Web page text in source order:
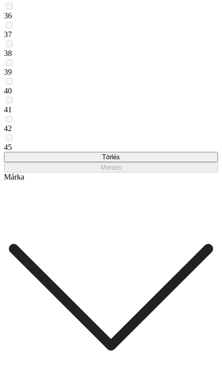
36
37
38
39
40
41
42
45
Törlés
Mentés
Márka